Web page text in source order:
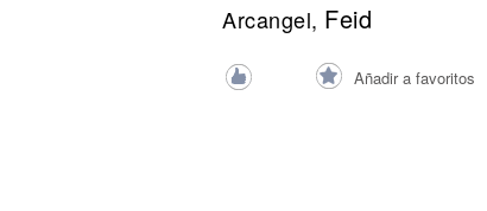
Arcangel, Feid
Añadir a favoritos